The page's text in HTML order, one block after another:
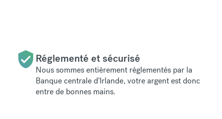
Réglementé et sécurisé
Nous sommes entièrement réglementés par la
Banque centrale d'Irlande, votre argent est donc
entre de bonnes mains.